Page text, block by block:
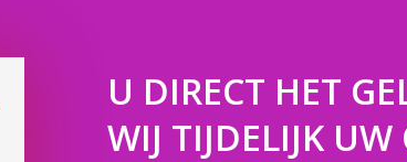
U DIRECT HET
WIJ TIJDELIJK